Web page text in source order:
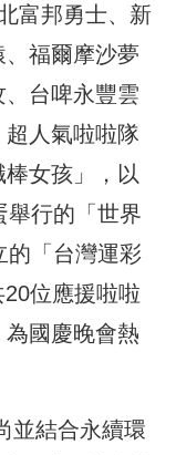
富邦勇士、新
福爾摩沙夢
台啤永豐雲
人氣啦啦隊
女孩」，以
舉行的「世界
的「台灣運彩
位應援啦啦
國慶晚會熱
並結合永續環